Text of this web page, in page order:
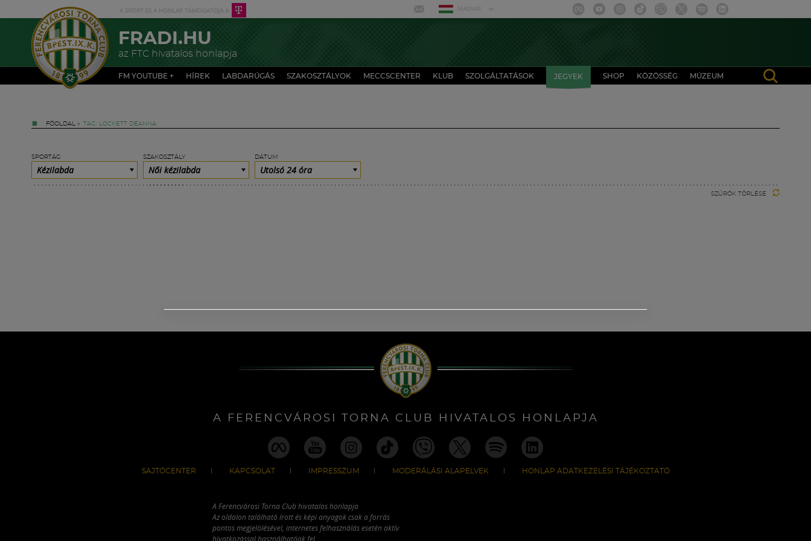
MAGYAR
FRADI.HU
az FTC hivatalos honlapja
FM YOUTUBE + HÍREK LABDARÚGÁS SZAKOSZTÁLYOK MECCSCENTER KLUB SZOLGÁLTATÁSOK JEGYEK SHOP KÖZÖSSÉG MÚZEUM
FŐOLDAL » TAG: LOCKETT DEANNA
SPORTÁG
Kézilabda
SZAKOSZTÁLY
Női kézilabda
DÁTUM
Utolsó 24 óra
SZŰRŐK TÖRLÉSE
A FERENCVÁROSI TORNA CLUB HIVATALOS HONLAPJA
SAJTÓCENTER KAPCSOLAT IMPRESSZUM MODERÁLÁSI ALAPELVEK HONLAP ADATKEZELÉSI TÁJÉKOZTATÓ
A Ferencvárosi Torna Club hivatalos honlapja
Az oldalon található írott és képi anyagok csak a forrás
pontos megjelölésével, internetes felhasználás esetén aktív
hivatkozással használhatóak fel.